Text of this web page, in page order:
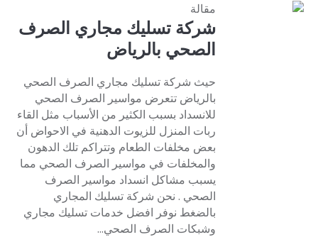
مقالة
شركة تسليك مجاري الصرف
الصحي بالرياض
حيث شركة تسليك مجاري الصرف الصحي
بالرياض تتعرض مواسير الصرف الصحي
للانسداد بسبب الكثير من الأسباب مثل القاء
ربات المنزل للزيوت الدهنية في الاحواض أن
بعض مخلفات الطعام وتتراكم تلك الدهون
والمخلفات في مواسير الصرف الصحي مما
يسبب مشاكل انسداد مواسير الصرف
الصحي . نحن شركة تسليك المجاري
بالضغط نوفر افضل خدمات تسليك مجاري
وشبكات الصرف الصحي...